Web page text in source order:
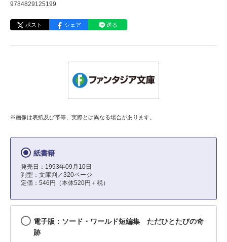
9784829125199
ポスト シェア 送る
※画像は表紙及び帯等、実際とは異なる場合があります。
紙書籍
発売日：1993年09月10日
判型：文庫判／320ページ
定価：546円（本体520円＋税）
電子版：ソード・ワールド短編集 ただひとたびの奇
跡